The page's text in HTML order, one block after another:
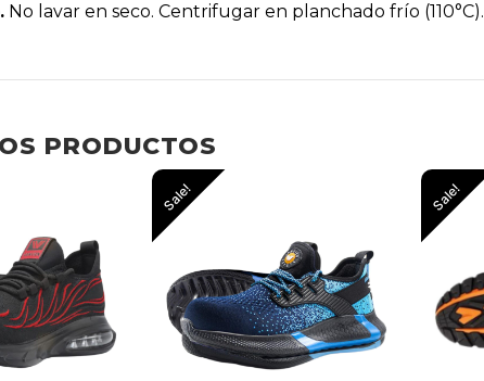
No lavar en seco. Centrifugar en planchado frío (110°C).
PRODUCTOS
Sale! Sale!